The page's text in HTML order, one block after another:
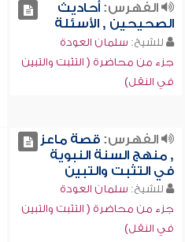
الفهرس:أحاديث
الصحيحين , الأسئلة
للشيخ: سلمان العودة
جزء من محاضرة ( التثبت والتبين
في النقل)
الفهرس:قصة ماعز
, منهج السنة النبوية
في التثبت والتبين
للشيخ: سلمان العودة
جزء من محاضرة ( التثبت والتبين
في النقل)